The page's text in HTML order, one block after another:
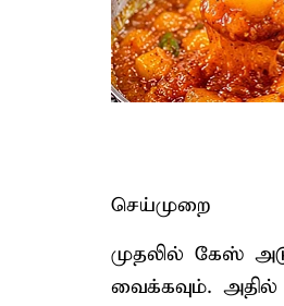
செய்முறை
முதலில் கேஸ்
வைக்கவும். அதில்